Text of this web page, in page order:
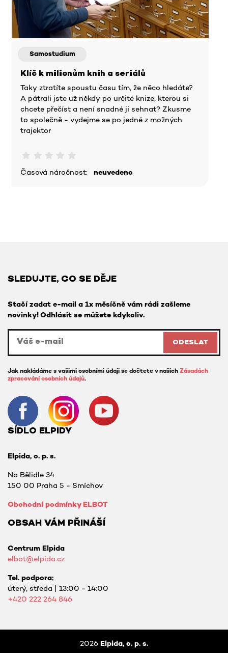
Samostudium
Klíč k milionům knih a seriálů
Taky ztratíte spoustu času tím, že něco hledáte?
A pátrali jste už někdy po určité knize, kterou si
chcete přečíst a není snadné ji sehnat? Zkusme
to společně - vydejme se po jedné z možných
trajektor
Časová náročnost: neuvedeno
SLEDUJTE, CO SE DĚJE
Stačí zadat e-mail a 1x měsíčně vám rádi zašleme
novinky! Odhlásit se můžete kdykoliv.
ODESLAT
Jak nakládáme s vašimi osobními údaji se dočtete v našich Zásadách
zpracování osobních údajů.
SÍDLO ELPIDY
Elpida, o. p. s.
Na Bělidle 34
150 00 Praha 5 - Smíchov
Obchodní podmínky ELBOT
OBSAH VÁM PŘINÁŠÍ
Centrum Elpida
elbot@elpida.cz
Tel. podpora:
úterý, středa | 13:00 - 14:00
+420 222 264 846
2026 Elpida, o. p. s.